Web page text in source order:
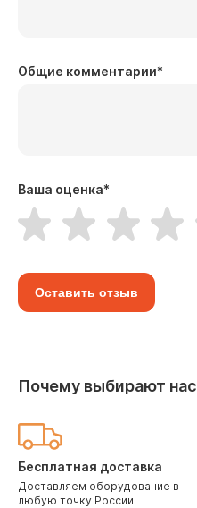
Общие комментарии*
Ваша оценка*
Оставить отзыв
Почему выбирают нас
Бесплатная доставка
Доставляем оборудование в
любую точку России